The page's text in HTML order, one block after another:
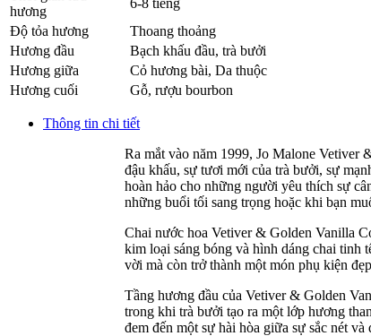
hương
Độ tỏa hương
Thoang thoảng
Hương đầu
Bạch khấu đầu, trà bưởi
Hương giữa
Cỏ hương bài, Da thuộc
Hương cuối
Gỗ, rượu bourbon
Thông tin chi tiết
Ra mắt vào năm 1999, Jo Malone Vetiver
đậu khấu, sự tươi mới của trà bưởi, sự
hoàn hảo cho những người yêu thích sự
những buổi tối sang trọng hoặc khi bạn
Chai nước hoa Vetiver & Golden Vanilla
kim loại sáng bóng và hình dáng chai tinh
vời mà còn trở thành một món phụ kiện
Tầng hương đầu của Vetiver & Golden
trong khi trà bưởi tạo ra một lớp hương
đem đến một sự hài hòa giữa sự sắc nét